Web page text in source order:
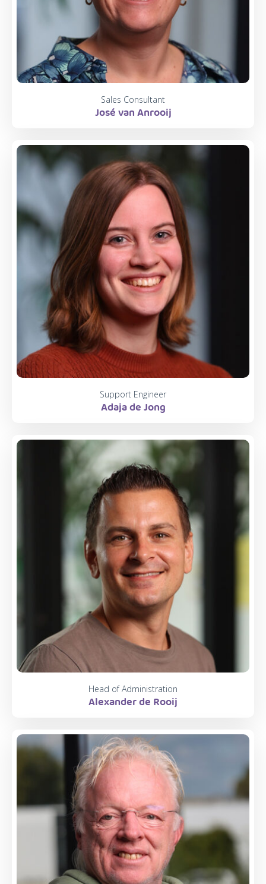
Sales Consultant
José van Anrooij
Support Engineer
Adaja de Jong
Head of Administration
Alexander de Rooij